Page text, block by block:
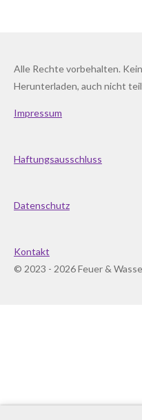
Alle Rechte vorbehalten.
Herunterladen, auch nicht
Impressum
Haftungsausschluss
Datenschutz
Kontakt
© 2023 - 2026 Feuer &